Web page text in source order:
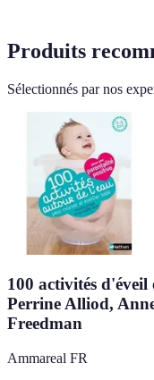
Produits
Sélectionnés par nos
100 activités
Perrine Alliod,
Freedman
Ammareal FR